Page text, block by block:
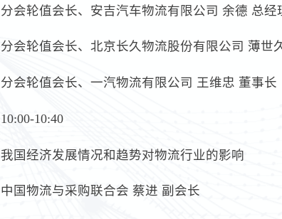
分会轮值会长、安吉汽车物流有限公司 余德 总经
分会轮值会长、北京长久物流股份有限公司 薄世
分会轮值会长、一汽物流有限公司 王维忠 董事长
10:00-10:40
我国经济发展情况和趋势对物流行业的影响
中国物流与采购联合会 蔡进 副会长